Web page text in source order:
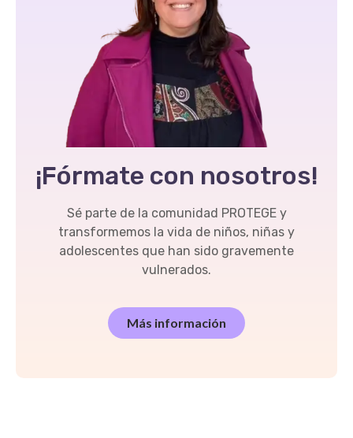
¡Fórmate con nosotros!
Sé parte de la comunidad PROTEGE y
transformemos la vida de niños, niñas y
adolescentes que han sido gravemente
vulnerados.
Más información